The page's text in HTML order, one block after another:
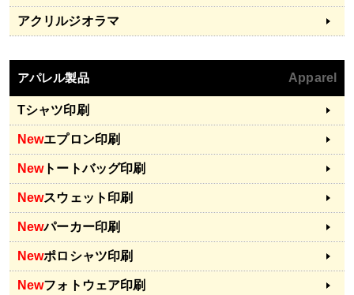
アクリルジオラマ
アパレル製品 Apparel
Tシャツ印刷
Newエプロン印刷
Newトートバッグ印刷
Newスウェット印刷
Newパーカー印刷
Newポロシャツ印刷
Newフォトウェア印刷